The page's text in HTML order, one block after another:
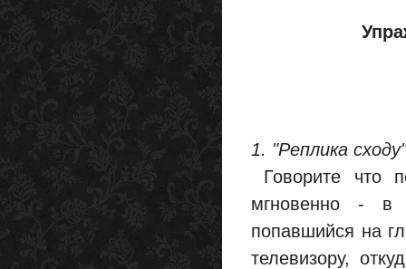
1. "Реплика сходу"
Говорите что
мгновенно - в
попавшийся на
телевизору,